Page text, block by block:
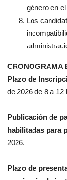
género en
Los
CRONOGRAMA
Plazo de
de 2026 de 8 a 12
Publicación de
habilitadas para
2026.
Plazo de